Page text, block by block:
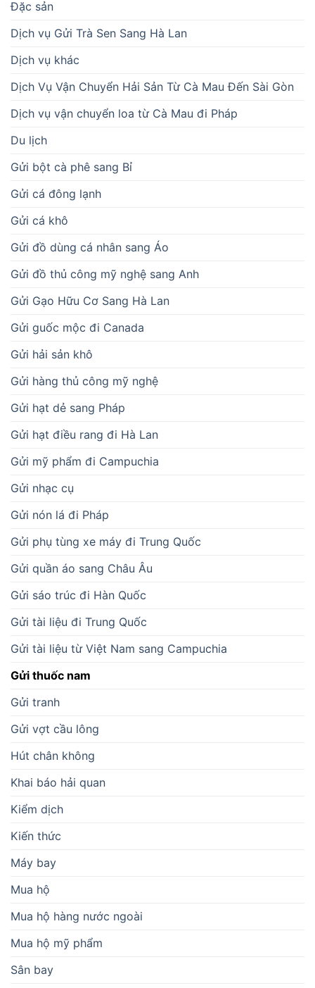
Đặc sản
Dịch vụ Gửi Trà Sen Sang Hà Lan
Dịch vụ khác
Dịch Vụ Vận Chuyển Hải Sản Từ Cà Mau Đến Sài Gòn
Dịch vụ vận chuyển loa từ Cà Mau đi Pháp
Du lịch
Gửi bột cà phê sang Bỉ
Gửi cá đông lạnh
Gửi cá khô
Gửi đồ dùng cá nhân sang Áo
Gửi đồ thủ công mỹ nghệ sang Anh
Gửi Gạo Hữu Cơ Sang Hà Lan
Gửi guốc mộc đi Canada
Gửi hải sản khô
Gửi hàng thủ công mỹ nghệ
Gửi hạt dẻ sang Pháp
Gửi hạt điều rang đi Hà Lan
Gửi mỹ phẩm đi Campuchia
Gửi nhạc cụ
Gửi nón lá đi Pháp
Gửi phụ tùng xe máy đi Trung Quốc
Gửi quần áo sang Châu Âu
Gửi sáo trúc đi Hàn Quốc
Gửi tài liệu đi Trung Quốc
Gửi tài liệu từ Việt Nam sang Campuchia
Gửi thuốc nam
Gửi tranh
Gửi vợt cầu lông
Hút chân không
Khai báo hải quan
Kiểm dịch
Kiến thức
Máy bay
Mua hộ
Mua hộ hàng nước ngoài
Mua hộ mỹ phẩm
Sân bay